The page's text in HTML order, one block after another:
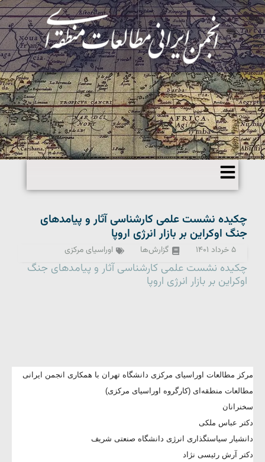
چکیده نشست علمی کارشناسی آثار و پیامدهای
جنگ اوکراین بر بازار انرژی اروپا
۵ خرداد ۱۴۰۱ گزارش‌ها اوراسیای مرکزی
چکیده نشست علمی کارشناسی آثار و پیامدهای جنگ
اوکراین بر بازار انرژی اروپا
مرکز مطالعات اوراسیای مرکزی دانشگاه تهران با همکاری انجمن ایرانی
مطالعات منطقه‌ای (کارگروه اوراسیای مرکزی)
سخنرانان
دکتر عباس ملکی
دانشیار سیاستگذاری انرژی دانشگاه صنعتی شریف
دکتر آرش رئیسی نژاد